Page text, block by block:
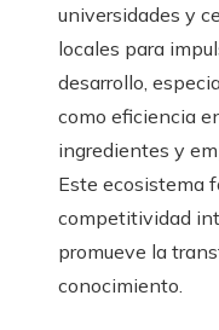
universidades y
locales para
desarrollo,
como eficiencia
ingredientes y
Este ecosistema
competitividad
promueve la
conocimiento.